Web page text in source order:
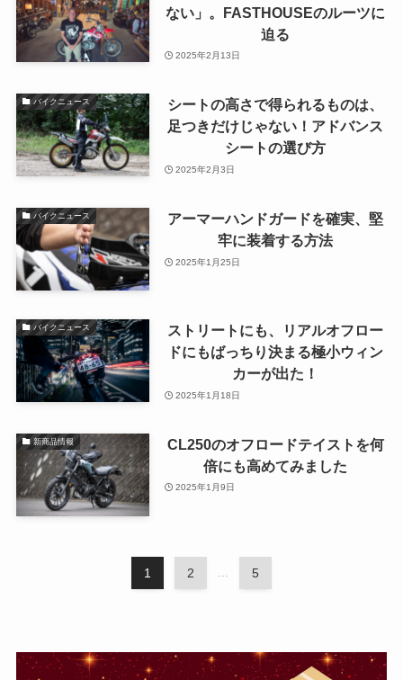
ない」。FASTHOUSEのルーツに
迫る
2025年2月13日
バイクニュース
シートの高さで得られるものは、
足つきだけじゃない！アドバンス
シートの選び方
2025年2月3日
バイクニュース
アーマーハンドガードを確実、堅
牢に装着する方法
2025年1月25日
バイクニュース
ストリートにも、リアルオフロー
ドにもばっちり決まる極小ウィン
カーが出た！
2025年1月18日
新商品情報
CL250のオフロードテイストを何
倍にも高めてみました
2025年1月9日
1 2 5